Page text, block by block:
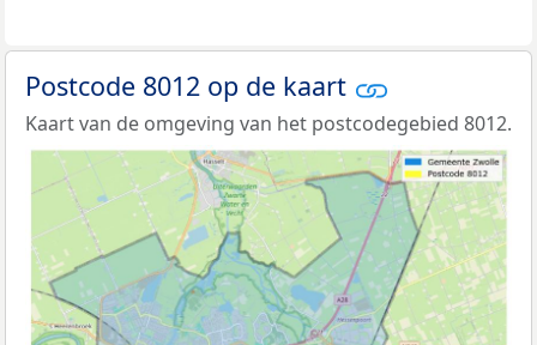
Postcode 8012 op de kaart
Kaart van de omgeving van het postcodegebied 8012.